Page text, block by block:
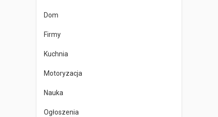
Dom
Firmy
Kuchnia
Motoryzacja
Nauka
Ogłoszenia